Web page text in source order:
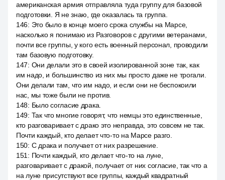
американская армия отправляла туда группу для базовой
подготовки. Я не знаю, где оказалась та группа.
146: Это было в конце моего срока службы на Марсе,
насколько я понимаю из Разговоров с другими ветеранами,
почти все группы, у кого есть военный персонал, проводили
там базовую подготовку.
147: Они делали это в своей изолированной зоне так, как
им надо, и большинство из них мы просто даже не трогали.
Они делали там, что им надо, и если они не беспокоили
нас, мы тоже были не против.
148: Было согласие драка.
149: Так что многие говорят, что немцы это единственные,
кто разговаривает с драко это неправда, это совсем не так.
Почти каждый, кто делает что-то на Марсе разго.
150: С драка и получает от них разрешение.
151 : Почти каждый, кто делает что-то на луне,
разговаривает с дракой, получает от них согласие, так что а
на луне присутствуют все группы, каждый квадратный